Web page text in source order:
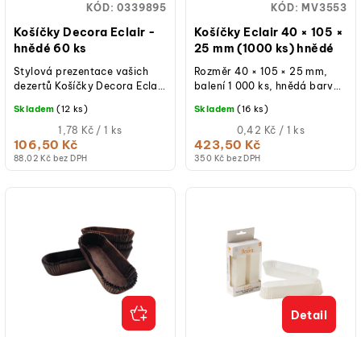
d
u
k
t
ů
Košíčky Decora Eclair -
hnědé 60 ks
88,02 Kč bez DPH
106,50 Kč
Měrná
cena:
1,78 Kč / 1 ks
Skladem (12 ks)
Stylová prezentace vašich
dezertů Košíčky Decora Eclair
perfektní volbou pro pečení
KÓD:0339895
Košíčky Eclair 40 × 105 ×
25 mm (1000 ks) hnědé
350 Kč bez DPH
423,50 Kč
Měrná
cena:
0,42 Kč / 1 ks
Skladem (16 ks)
Rozměr 40 × 105 × 25 mm,
balení 1 000 ks, hnědá barva,
nepřilnavý papír, ideální...
KÓD: MV3553
Detail